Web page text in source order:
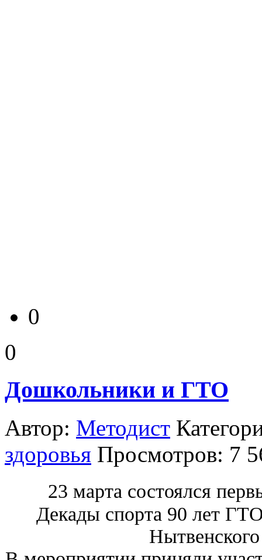
0
0
Дошкольники и ГТО
Автор: Методист
здоровья Просмотров: 7
23 марта состоялся
Декады спорта 90 лет
Нытвенского